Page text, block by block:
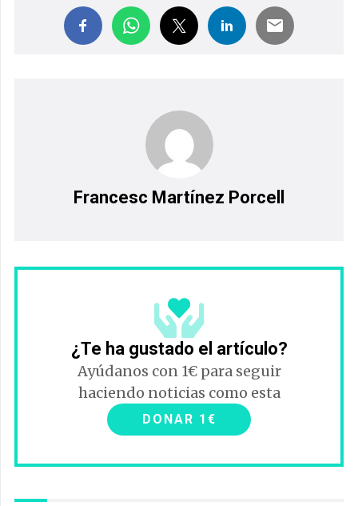
Francesc Martínez Porcell
¿Te ha gustado el artículo?
Ayúdanos con 1€ para seguir
haciendo noticias como esta
DONAR 1€